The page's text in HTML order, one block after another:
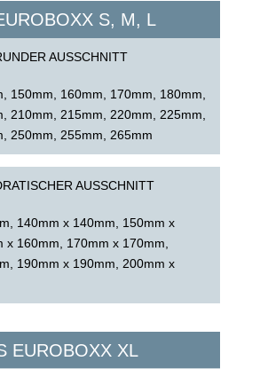
S, M, L
AUSSCHNITT
150mm, 160mm, 170mm, 180mm,
210mm, 215mm, 220mm, 225mm,
250mm, 255mm, 265mm
AUSSCHNITT
140mm x 140mm, 150mm x
x 160mm, 170mm x 170mm,
190mm x 190mm, 200mm x
EUROBOXX XL